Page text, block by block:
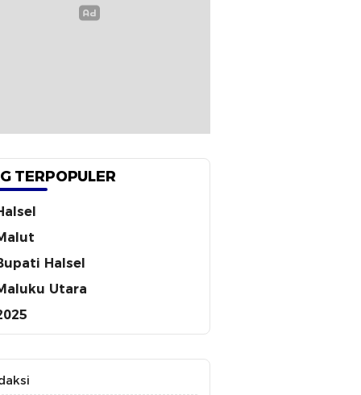
TERPOPULER
Halsel
Utara